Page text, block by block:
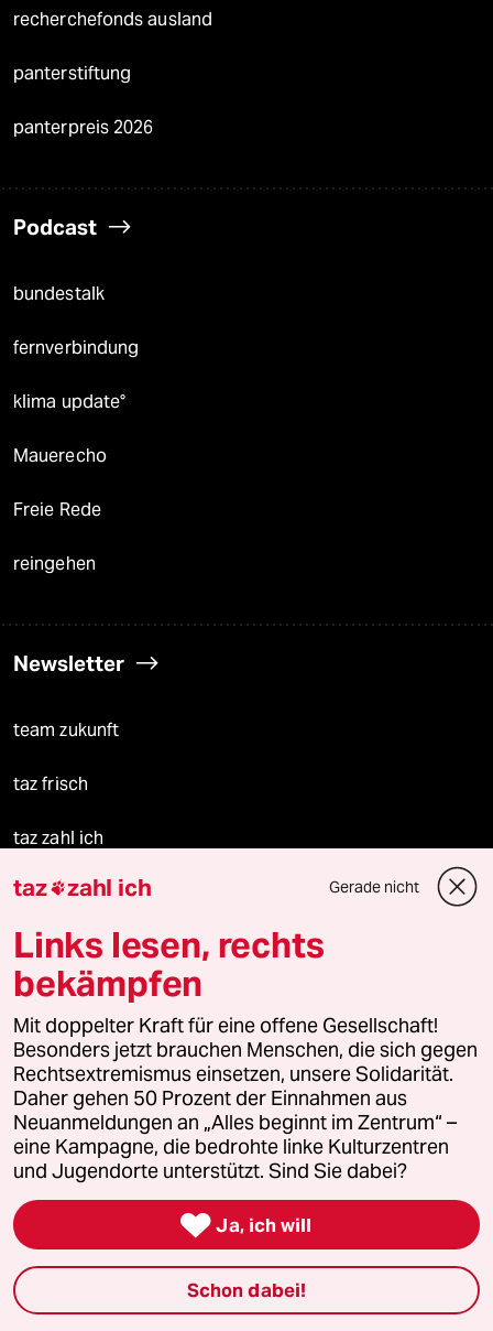
recherchefonds ausland
panterstiftung
panterpreis 2026
Podcast
bundestalk
fernverbindung
klima update°
Mauerecho
Freie Rede
reingehen
Newsletter
team zukunft
taz frisch
taz zahl ich
taz lab Infobrief
Veranstaltungen
Demnächst
Vor Ort
Live im Stream
Vergangene
taz lab 2027
taz zahl ich Gerade nicht
Links lesen, rechts
bekämpfen
Mit doppelter Kraft für eine offene Gesellschaft!
Besonders jetzt brauchen Menschen, die sich gegen
Rechtsextremismus einsetzen, unsere Solidarität.
Daher gehen 50 Prozent der Einnahmen aus
Neuanmeldungen an „Alles beginnt im Zentrum“ –
eine Kampagne, die bedrohte linke Kulturzentren
und Jugendorte unterstützt. Sind Sie dabei?
 Ja, ich will
Schon dabei!